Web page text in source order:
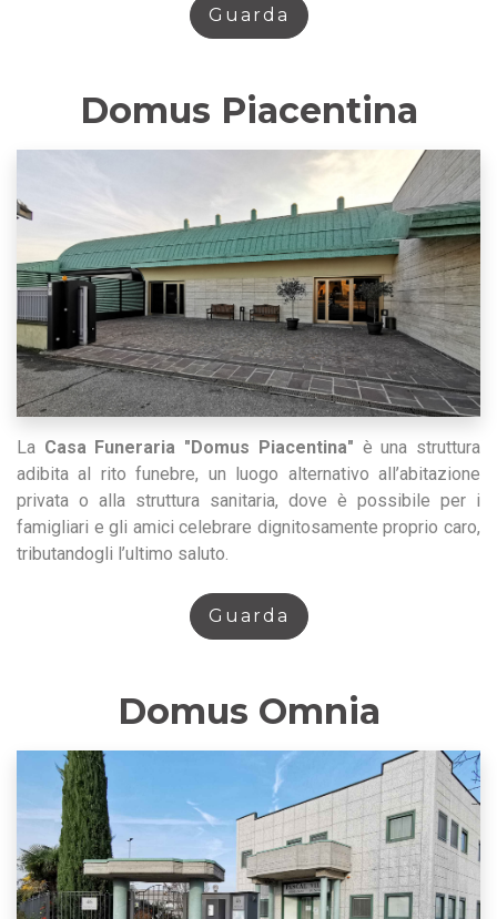
Guarda
Domus Piacentina
La Casa Funeraria "Domus Piacentina" è una struttura
adibita al rito funebre, un luogo alternativo all’abitazione
privata o alla struttura sanitaria, dove è possibile per i
famigliari e gli amici celebrare dignitosamente proprio caro,
tributandogli l’ultimo saluto.
Guarda
Domus Omnia